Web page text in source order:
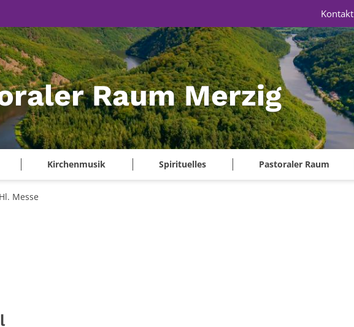
Raum Merzig
Kirchenmusik Spirituelles Pastoraler Raum
Kontakt
Hl. Messe